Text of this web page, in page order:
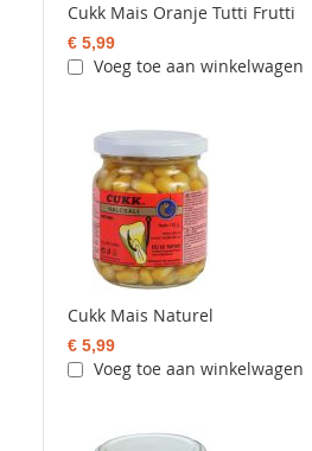
Cukk Mais Oranje Tutti Frutti
€ 5,99
Voeg toe aan winkelwagen
Cukk Mais Naturel
€ 5,99
Voeg toe aan winkelwagen